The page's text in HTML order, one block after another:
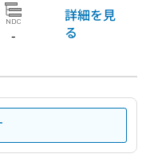
-
詳細を見
る